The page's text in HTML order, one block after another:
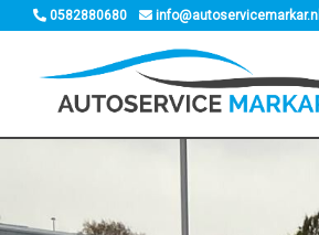
0582880680 info@autoservicemarkar.nl